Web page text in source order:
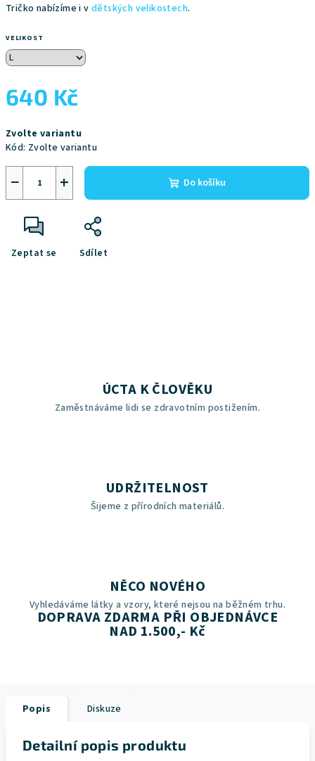
Tričko nabízíme i vdětských velikostech.
VELIKOST
640 Kč
cena:
Zvolte variantu
Kód: Zvolte variantu
+
− Do košíku
Zeptat se Sdílet
ÚCTA K ČLOVĚKU
Zaměstnáváme lidi se zdravotním postižením.
UDRŽITELNOST
Šijeme z přírodních materiálů.
NĚCO NOVÉHO
Vyhledáváme látky a vzory, které nejsou na běžném trhu.
DOPRAVA ZDARMA PŘI OBJEDNÁVCE
NAD 1.500,- Kč
Popis Diskuze
Detailní popis produktu